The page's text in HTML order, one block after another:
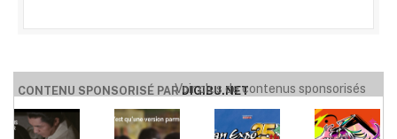
CONTENU SPONSORISÉ PARDIGIBU.NET
Voir plus de contenus sponsorisés